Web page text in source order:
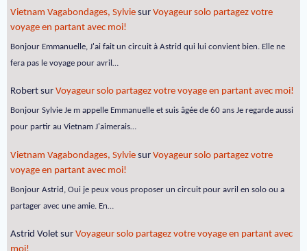
Vietnam Vagabondages, Sylvie sur Voyageur solo partagez votre
voyage en partant avec moi!
Bonjour Emmanuelle, J'ai fait un circuit à Astrid qui lui convient bien. Elle ne
fera pas le voyage pour avril…
Robert sur Voyageur solo partagez votre voyage en partant avec moi!
Bonjour Sylvie Je m appelle Emmanuelle et suis âgée de 60 ans Je regarde aussi
pour partir au Vietnam J'aimerais…
Vietnam Vagabondages, Sylvie sur Voyageur solo partagez votre
voyage en partant avec moi!
Bonjour Astrid, Oui je peux vous proposer un circuit pour avril en solo ou a
partager avec une amie. En…
Astrid Volet sur Voyageur solo partagez votre voyage en partant avec